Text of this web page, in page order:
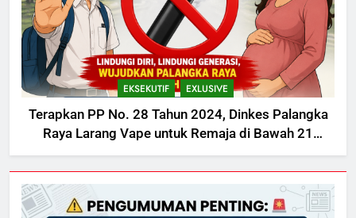
EKSEKUTIF EXLUSIVE
Terapkan PP No. 28 Tahun 2024, Dinkes Palangka
Raya Larang Vape untuk Remaja di Bawah 21
Tahun dan Ibu Hamil